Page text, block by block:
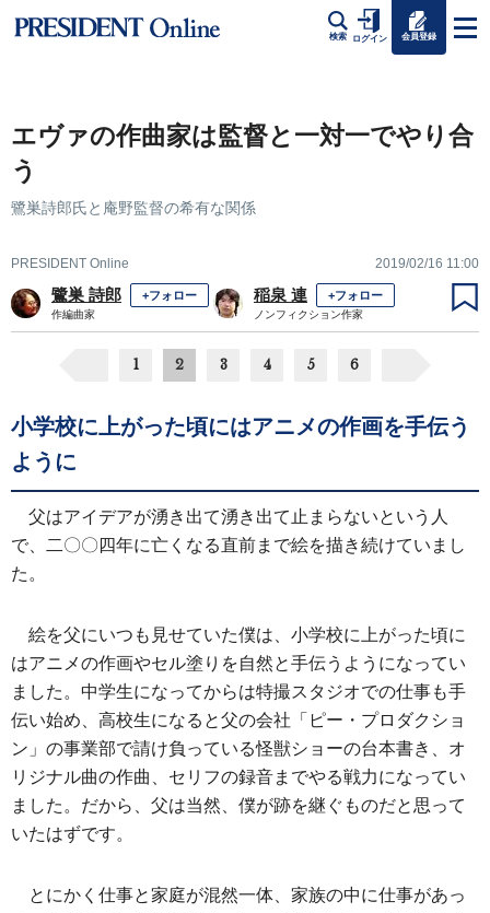
検索 ログイン 会員登録
エヴァの作曲家は監督と一対一でやり合
う
鷺巣詩郎氏と庵野監督の希有な関係
PRESIDENT Online 2019/02/16 11:00
鷺巣 詩郎 +フォロー
作編曲家
稲泉 連 +フォロー
ノンフィクション作家
1 2 3 4 5 6
小学校に上がった頃にはアニメの作画を手伝う
ように
父はアイデアが湧き出て湧き出て止まらないという人
で、二〇〇四年に亡くなる直前まで絵を描き続けていまし
た。
絵を父にいつも見せていた僕は、小学校に上がった頃に
はアニメの作画やセル塗りを自然と手伝うようになってい
ました。中学生になってからは特撮スタジオでの仕事も手
伝い始め、高校生になると父の会社「ピー・プロダクショ
ン」の事業部で請け負っている怪獣ショーの台本書き、オ
リジナル曲の作曲、セリフの録音までやる戦力になってい
ました。だから、父は当然、僕が跡を継ぐものだと思って
いたはずです。
とにかく仕事と家庭が混然一体、家族の中に仕事があっ